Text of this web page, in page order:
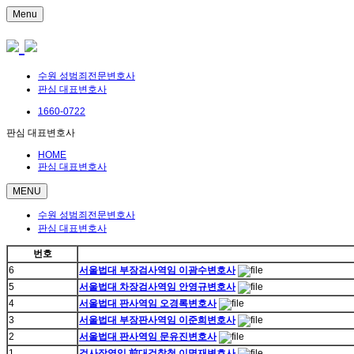
Menu
수원 성범죄전문변호사
판심 대표변호사
1660-0722
판심 대표변호사
HOME
판심 대표변호사
MENU
수원 성범죄전문변호사
판심 대표변호사
번호
6
서울법대 부장검사역임 이광수변호사
5
서울법대 차장검사역임 안영규변호사
4
서울법대 판사역임 오경록변호사
3
서울법대 부장판사역임 이준희변호사
2
서울법대 판사역임 문유진변호사